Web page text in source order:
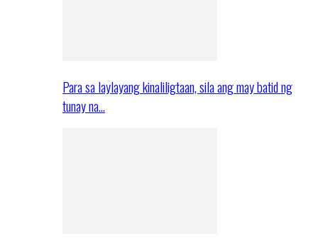
Para sa laylayang kinaliligtaan, sila ang may batid ng
tunay na…